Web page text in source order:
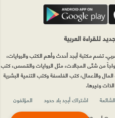
للقراءة العربية
تضم مكتبة أبجد أحدث وأهم الكتب والروايات،
رواجاً من شتّى المجالات، مثل الروايات والقصص، كتب
والأعمال، كتب الفلسفة وكتب التنمية البشرية
وغيرها.
اشتراك أبجد بلا حدود
المؤلفون